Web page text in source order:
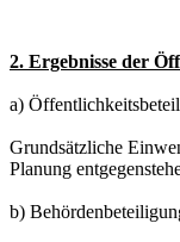
2. Ergebnisse der
a)
Grundsätzliche
Planung
b)